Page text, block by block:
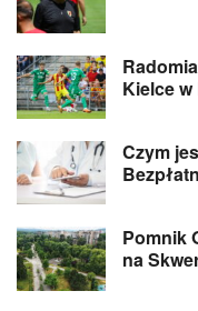
Kielce
Czym
Pomnik
na